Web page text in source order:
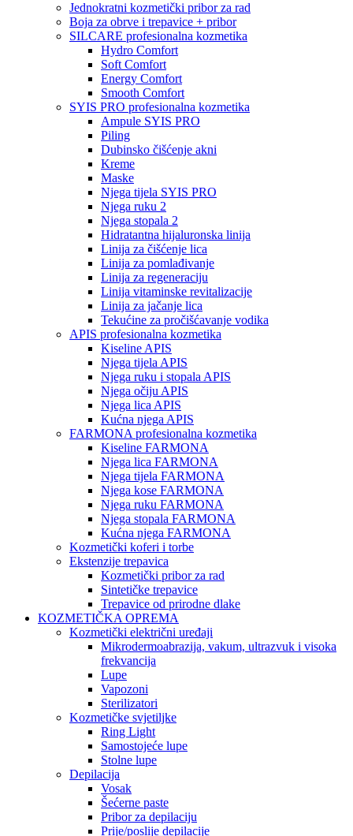
Jednokratni kozmetički pribor za rad
Boja za obrve i trepavice + pribor
SILCARE profesionalna kozmetika
Hydro Comfort
Soft Comfort
Energy Comfort
Smooth Comfort
SYIS PRO profesionalna kozmetika
Ampule SYIS PRO
Piling
Dubinsko čišćenje akni
Kreme
Maske
Njega tijela SYIS PRO
Njega ruku 2
Njega stopala 2
Hidratantna hijaluronska linija
Linija za čišćenje lica
Linija za pomlađivanje
Linija za regeneraciju
Linija vitaminske revitalizacije
Linija za jačanje lica
Tekućine za pročišćavanje vodika
APIS profesionalna kozmetika
Kiseline APIS
Njega tijela APIS
Njega ruku i stopala APIS
Njega očiju APIS
Njega lica APIS
Kućna njega APIS
FARMONA profesionalna kozmetika
Kiseline FARMONA
Njega lica FARMONA
Njega tijela FARMONA
Njega kose FARMONA
Njega ruku FARMONA
Njega stopala FARMONA
Kućna njega FARMONA
Kozmetički koferi i torbe
Ekstenzije trepavica
Kozmetički pribor za rad
Sintetičke trepavice
Trepavice od prirodne dlake
KOZMETIČKA OPREMA
Kozmetički električni uređaji
Mikrodermoabrazija, vakum, ultrazvuk i visoka
frekvancija
Lupe
Vapozoni
Sterilizatori
Kozmetičke svjetiljke
Ring Light
Samostojeće lupe
Stolne lupe
Depilacija
Vosak
Šećerne paste
Pribor za depilaciju
Prije/poslije depilacije